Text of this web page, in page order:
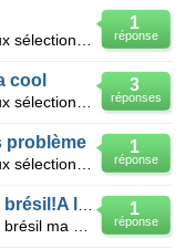
1
réponse
3
réponses
cool
1
réponse
problème
1
réponse